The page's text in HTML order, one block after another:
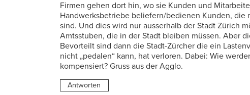
Firmen gehen dort hin, wo sie Kunden und
Handwerksbetriebe beliefern/bedienen Kunden, die
sind. Und dies wird nur ausserhalb der Stadt Zürich
Amtsstuben, die in der Stadt bleiben müssen. Aber
Bevorteilt sind dann die Stadt-Zürcher die ein
nicht „pedalen“ kann, hat verloren. Dabei: Wie
kompensiert? Gruss aus der Agglo.
Antworten